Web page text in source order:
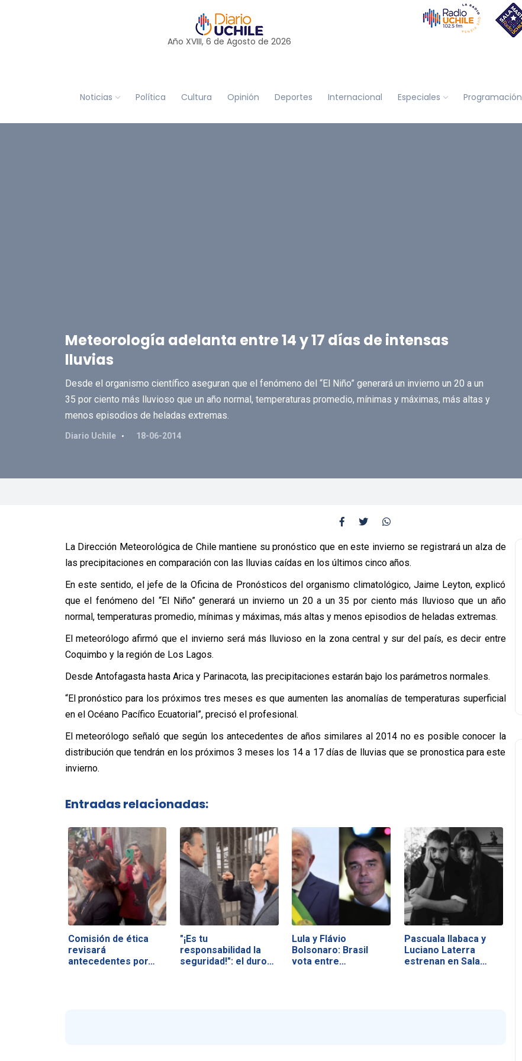
Año XVIII, 6 de Agosto de 2026
Noticias Política Cultura Opinión Deportes Internacional Especiales Programación
Meteorología adelanta entre 14 y 17 días de intensas
lluvias
Desde el organismo científico aseguran que el fenómeno del “El Niño” generará un invierno un 20 a un
35 por ciento más lluvioso que un año normal, temperaturas promedio, mínimas y máximas, más altas y
menos episodios de heladas extremas.
Diario Uchile 18-06-2014
La Dirección Meteorológica de Chile mantiene su pronóstico que en este invierno se registrará un alza de
las precipitaciones en comparación con las lluvias caídas en los últimos cinco años.
En este sentido, el jefe de la Oficina de Pronósticos del organismo climatológico, Jaime Leyton, explicó
que el fenómeno del “El Niño” generará un invierno un 20 a un 35 por ciento más lluvioso que un año
normal, temperaturas promedio, mínimas y máximas, más altas y menos episodios de heladas extremas.
El meteorólogo afirmó que el invierno será más lluvioso en la zona central y sur del país, es decir entre
Coquimbo y la región de Los Lagos.
Desde Antofagasta hasta Arica y Parinacota, las precipitaciones estarán bajo los parámetros normales.
“El pronóstico para los próximos tres meses es que aumenten las anomalías de temperaturas superficial
en el Océano Pacífico Ecuatorial”, precisó el profesional.
El meteorólogo señaló que según los antecedentes de años similares al 2014 no es posible conocer la
distribución que tendrán en los próximos 3 meses los 14 a 17 días de lluvias que se pronostica para este
invierno.
Entradas relacionadas:
Comisión de ética
revisará
antecedentes por…
"¡Es tu
responsabilidad la
seguridad!": el duro…
Lula y Flávio
Bolsonaro: Brasil
vota entre
Pascuala Ilabaca y
Luciano Laterra
estrenan en Sala…